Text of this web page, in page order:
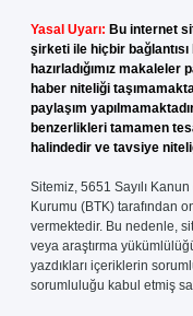
Yasal Uyarı: Bu internet
şirketi ile hiçbir
hazırladığımız
haber niteliği
paylaşım
benzerlikleri tamamen
halindedir ve tavsiye
Sitemiz, 5651 Sayılı
Kurumu (BTK) tarafından
vermektedir. Bu nedenle,
veya araştırma
yazdıkları içeriklerin
sorumluluğu kabul etmiş